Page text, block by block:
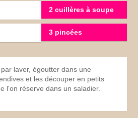
2 cuillères à soupe
3 pincées
laver, égoutter dans une
et les découper en petits
l'on réserve dans un saladier.